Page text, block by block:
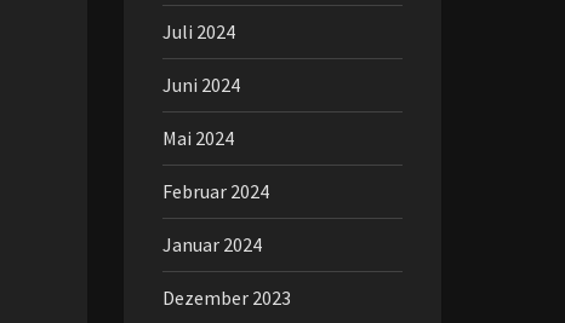
Juli 2024
Juni 2024
Mai 2024
Februar 2024
Januar 2024
Dezember 2023